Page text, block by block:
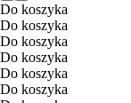
Do koszyka
Do koszyka
Do koszyka
Do koszyka
Do koszyka
Do koszyka